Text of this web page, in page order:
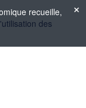
recueille,
des